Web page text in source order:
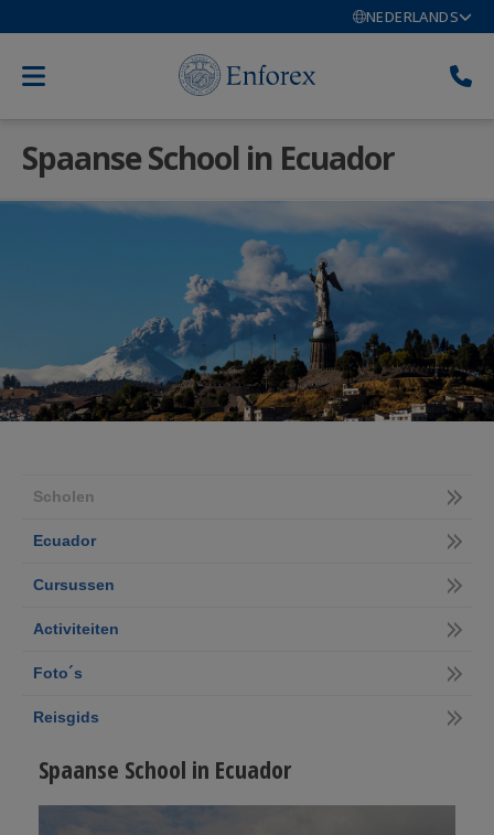
NEDERLANDS
Spaanse School in Ecuador
Scholen
Ecuador
Cursussen
Activiteiten
Foto´s
Reisgids
Spaanse School in Ecuador